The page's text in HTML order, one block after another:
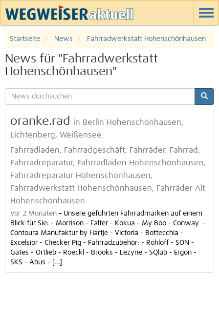
Startseite News Fahrradwerkstatt Hohenschönhausen
News für "Fahrradwerkstatt
Hohenschönhausen"
oranke.rad in Berlin Hohenschönhausen,
Lichtenberg, Weißensee
Fahrradladen, Fahrradgeschäft, Fahrräder, Fahrrad,
Fahrradreparatur, Fahrradladen Hohenschönhausen,
Fahrradreparatur Hohenschönhausen,
Fahrradwerkstatt Hohenschönhausen, Fahrräder Alt-
Hohenschönhausen
Vor 2 Monaten – Unsere geführten Fahrradmarken auf einem
Blick für Sie: - Morrison - Falter - Kokua - My Boo - Conway -
Contoura Manufaktur by Hartje - Victoria - Bottecchia -
Excelsior - Checker Pig - Fahrradzubehör: - Rohloff - SON -
Gates - Ortlieb - Roeckl - Brooks - Lezyne - SQlab - Ergon -
SKS - Abus - [...]